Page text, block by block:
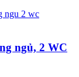
ngủ, 2 WC